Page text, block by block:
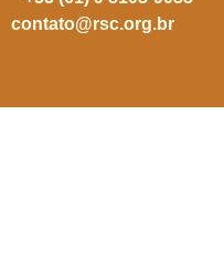
contato@rsc.org.br